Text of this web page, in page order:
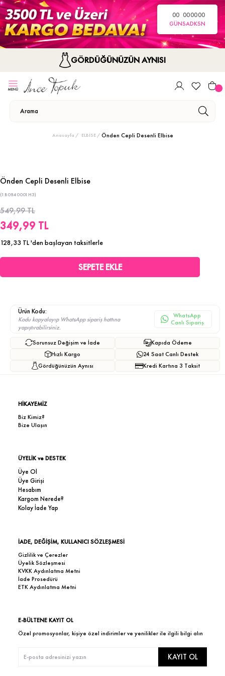
00
GÜN
00
SA
00
DK
00
SN
GÖRDÜĞÜNÜZÜN AYNISI
Anasayfa ELBİSE Önden Cepli Desenli Elbise
Önden Cepli Desenli Elbise
(1B0840001H3)
549,99 TL
349,99 TL
128,33 TL'den başlayan taksitlerle
Ürün Kodu:
Kodu kopyalayıp WhatsApp sipariş hattına
yapıştırabilirsiniz.
WhatsApp
Canlı Sipariş
Sorunsuz Değişim ve İade
Hızlı Kargo
Gördüğünüzün Aynısı
Kapıda Ödeme
24 Saat Canlı Destek
Kredi Kartına 3 Taksit
HİKAYEMİZ
Biz Kimiz?
Bize Ulaşın
ÜYELİK ve DESTEK
Üye Ol
Üye Girişi
Hesabım
Kargom Nerede?
Kolay İade Yap
İADE, DEĞİŞİM, KULLANICI SÖZLEŞMESİ
Gizlilik ve Çerezler
Üyelik Sözleşmesi
KVKK Aydınlatma Metni
İade Prosedürü
ETK Aydınlatma Metni
E-BÜLTENE KAYIT OL
Özel promosyonlar, kişiye özel indirimler ve yenilikler ile ilgili bilgi alın
KAYIT OL